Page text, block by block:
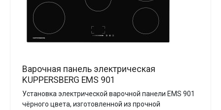
Варочная панель электрическая
KUPPERSBERG EMS 901
Установка электрической варочной панели EMS 901
чёрного цвета, изготовленной из прочной